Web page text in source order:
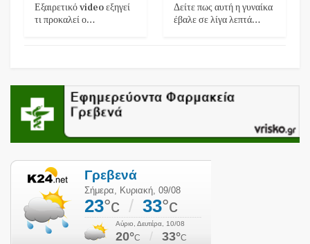
Εξαιρετικό video εξηγεί
τι προκαλεί ο…
Δείτε πως αυτή η γυναίκα
έβαλε σε λίγα λεπτά…